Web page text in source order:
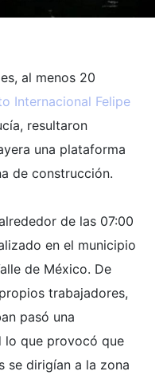
al menos 20
Internacional Felipe
resultaron
una plataforma
de construcción.
de las 07:00
en el municipio
de México. De
trabajadores,
pasó una
lo que provocó que
se dirigían a la zona